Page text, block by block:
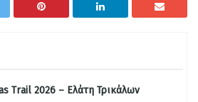
Trail 2026 – Ελάτη Τρικάλων